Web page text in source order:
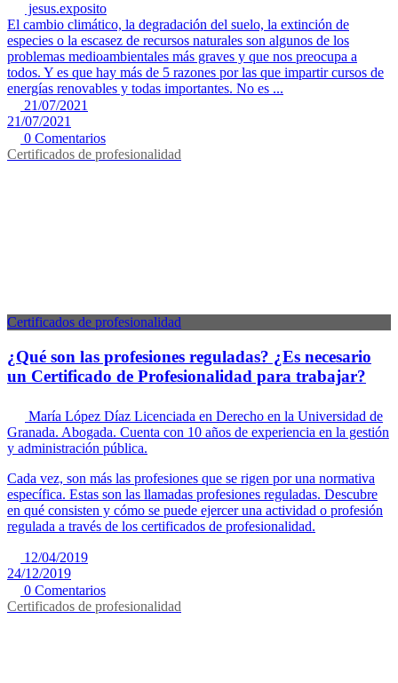
jesus.exposito
El cambio climático, la degradación del suelo, la extinción de
especies o la escasez de recursos naturales son algunos de los
problemas medioambientales más graves y que nos preocupa a
todos. Y es que hay más de 5 razones por las que impartir cursos de
energías renovables y todas importantes. No es ...
21/07/2021
21/07/2021
0 Comentarios
Certificados de profesionalidad
Certificados de profesionalidad
¿Qué son las profesiones reguladas? ¿Es necesario
un Certificado de Profesionalidad para trabajar?
María López Díaz Licenciada en Derecho en la Universidad de
Granada. Abogada. Cuenta con 10 años de experiencia en la gestión
y administración pública.
Cada vez, son más las profesiones que se rigen por una normativa
específica. Estas son las llamadas profesiones reguladas. Descubre
en qué consisten y cómo se puede ejercer una actividad o profesión
regulada a través de los certificados de profesionalidad.
12/04/2019
24/12/2019
0 Comentarios
Certificados de profesionalidad